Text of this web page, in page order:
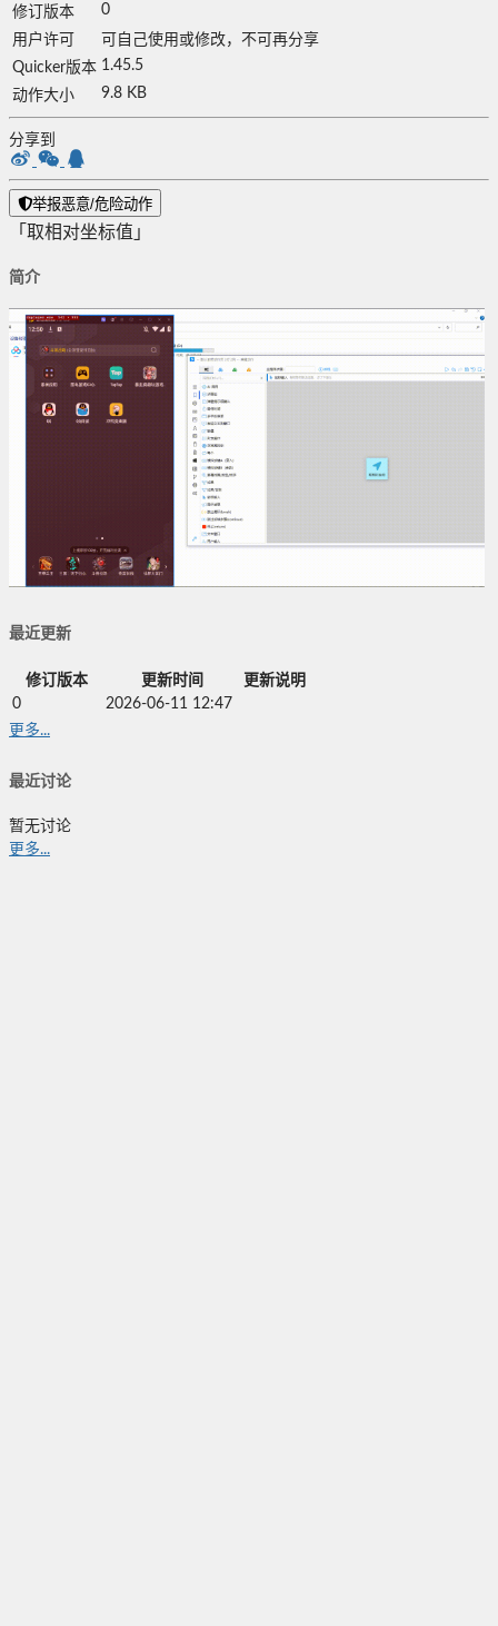
修订版本
0
用户许可
可自己使用或修改，不可再分享
Quicker版本 1.45.5
动作大小
9.8 KB
分享到
举报恶意/危险动作
「取相对坐标值」
简介
最近更新
修订版本 更新时间
更新说明
0
2026-06-11 12:47
更多...
最近讨论
暂无讨论
更多...